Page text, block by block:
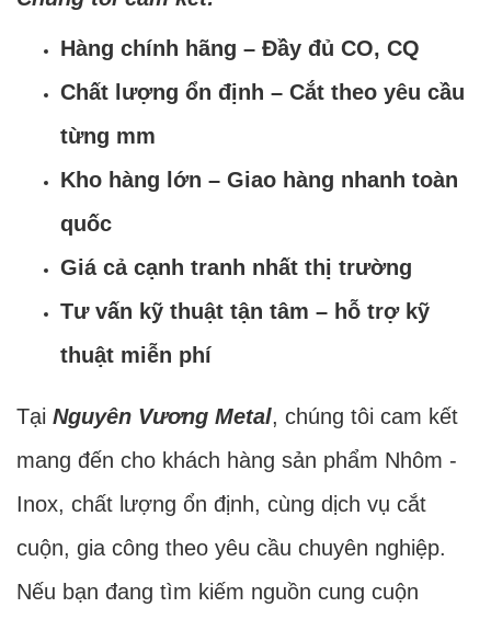
Hàng chính hãng – Đầy đủ CO, CQ
Chất lượng ổn định – Cắt theo yêu cầu
từng mm
Kho hàng lớn – Giao hàng nhanh toàn
quốc
Giá cả cạnh tranh nhất thị trường
Tư vấn kỹ thuật tận tâm – hỗ trợ kỹ
thuật miễn phí
Tại Nguyên Vương Metal, chúng tôi cam kết
mang đến cho khách hàng sản phẩm Nhôm -
Inox, chất lượng ổn định, cùng dịch vụ cắt
cuộn, gia công theo yêu cầu chuyên nghiệp.
Nếu bạn đang tìm kiếm nguồn cung cuộn